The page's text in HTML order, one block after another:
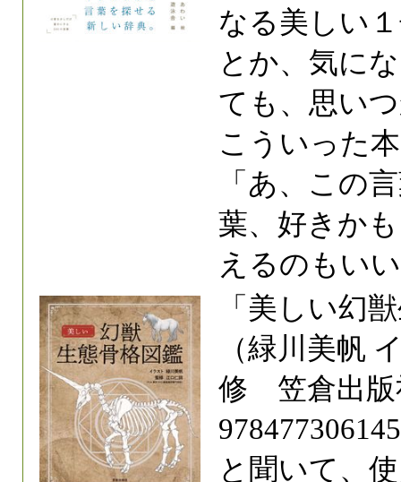
なる美しい
とか、気に
ても、思い
こういった
「あ、この
葉、好きか
えるのもい
「美しい幻
（緑川美帆
修 笠倉出
と聞いて、